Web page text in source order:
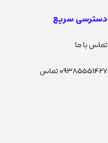
دسترسی سریع
تماس با ما
09385551427 تماس